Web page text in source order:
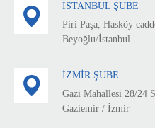
İSTANBUL ŞUBE
Piri Paşa, Hasköy
Beyoğlu/İstanbul
İZMİR ŞUBE
Gazi Mahallesi 28/24
Gaziemir / İzmir